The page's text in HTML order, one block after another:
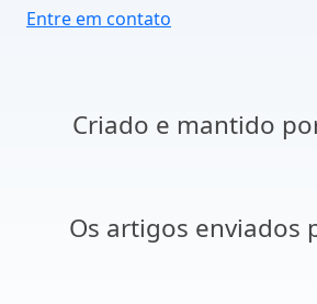
Entre em contato
Criado e mantido
Os artigos enviados